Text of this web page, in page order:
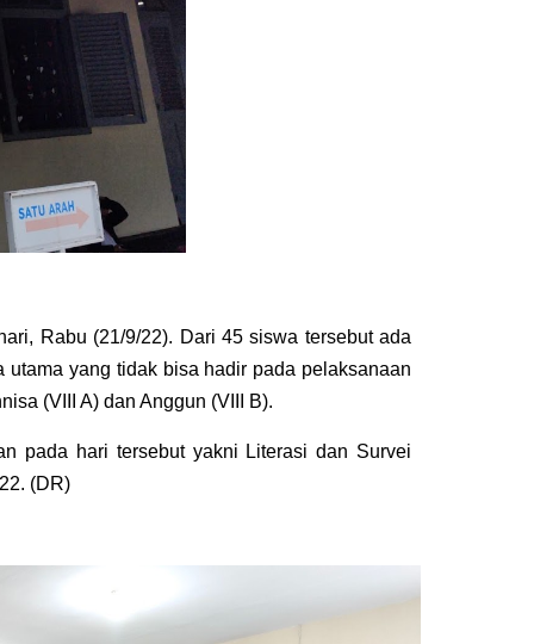
Rabu (21/9/22). Dari 45 siswa tersebut ada
yang tidak bisa hadir pada pelaksanaan
(VIII A) dan Anggun (VIII B).
pada hari tersebut yakni Literasi dan Survei
(DR)